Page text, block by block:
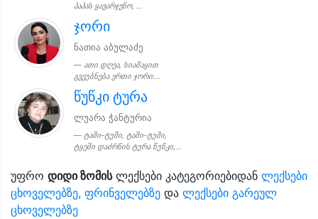
პაპას ყავარჯენო, ...
ჯორი
ნათია აბულაძე
ათი დღეა, სიამაყით
გვეუბნება ერთი ჯორი:...
წუწკი ტურა
ლუარა ჭანტურია
ტაში-ტუში, ტაში-ტუში,
ტყეში დაძრწის ტურა წუწკი,...
უფრო დიდი ზომისლექსები კატეგორიებიდან ლექსები
ცხოველებზე, ფრინველებზე და ლექსები გარეულ
ცხოველებზე